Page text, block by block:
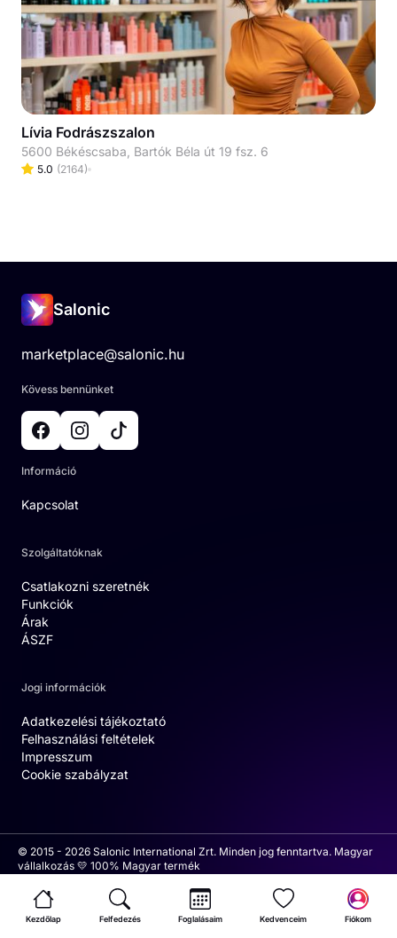
Lívia Fodrászszalon
5600 Békéscsaba, Bartók Béla út 19 fsz. 6
5.0 (2164)
Salonic
marketplace@salonic.hu
Kövess bennünket
Információ
Kapcsolat
Szolgáltatóknak
Csatlakozni szeretnék
Funkciók
Árak
ÁSZF
Jogi információk
Adatkezelési tájékoztató
Felhasználási feltételek
Impresszum
Cookie szabályzat
© 2015 - 2026 Salonic International Zrt. Minden jog fenntartva. Magyar
vállalkozás 💛 100% Magyar termék
Kezdőlap Felfedezés Foglalásaim Kedvenceim Fiókom